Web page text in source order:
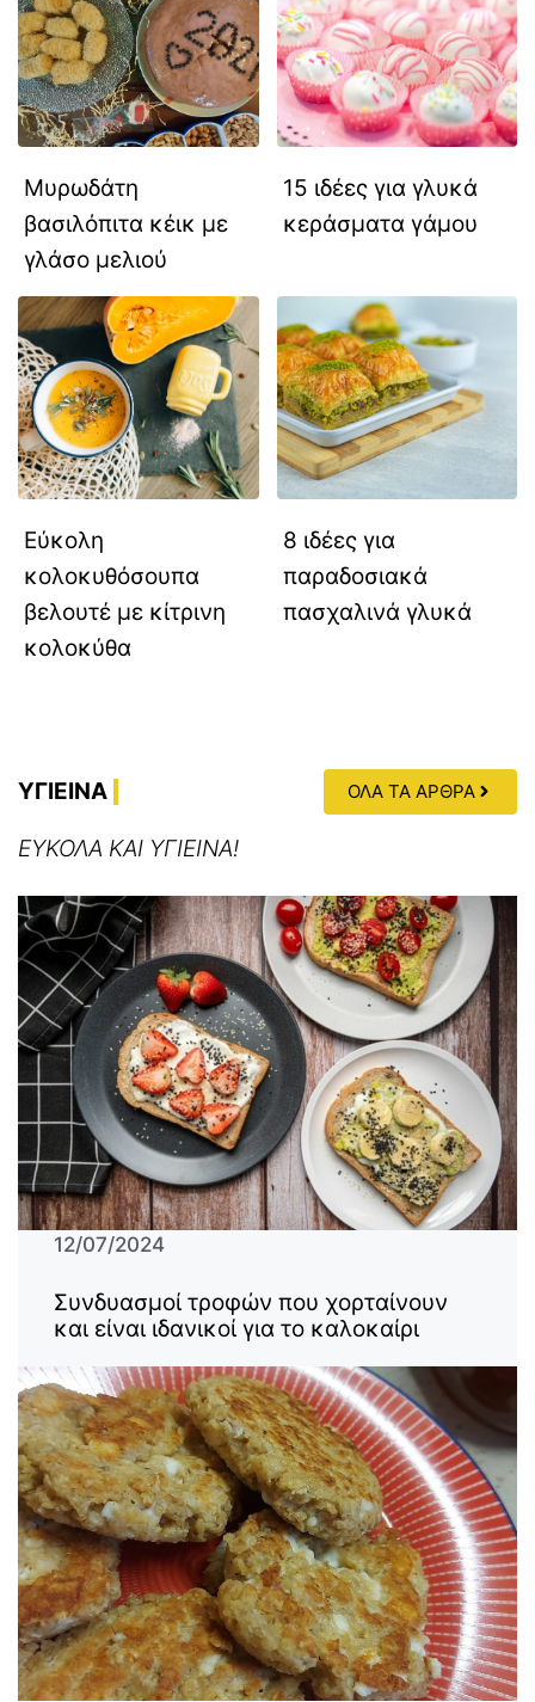
Μυρωδάτη
βασιλόπιτα κέικ με
γλάσο μελιού
15 ιδέες για γλυκά
κεράσματα γάμου
Εύκολη
κολοκυθόσουπα
βελουτέ με κίτρινη
κολοκύθα
8 ιδέες για
παραδοσιακά
πασχαλινά γλυκά
ΥΓΙΕΙΝΑ ΟΛΑ ΤΑ ΑΡΘΡΑ
ΕΥΚΟΛΑ ΚΑΙ ΥΓΙΕΙΝΑ!
12/07/2024
Συνδυασμοί τροφών που χορταίνουν
και είναι ιδανικοί για το καλοκαίρι